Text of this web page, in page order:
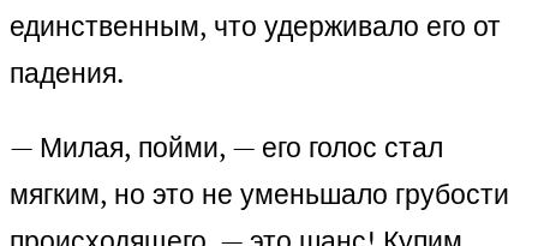
единственным, что удерживало его от
падения.
— Милая, пойми, — его голос стал
мягким, но это не уменьшало грубости